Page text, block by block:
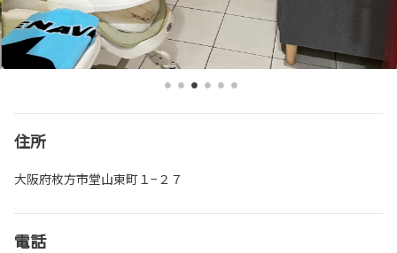
住所
大阪府枚方市堂山東町１−２７
電話